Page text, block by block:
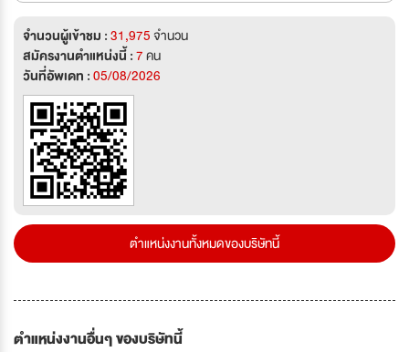
จำนวนผู้เข้าชม :31,975จำนวน
สมัครงานตำแหน่งนี้ :7คน
วันที่อัพเดท :05/08/2026
ตำแหน่งงานทั้งหมดของบริษัทนี้
ตำแหน่งงานอื่นๆ ของบริษัทนี้